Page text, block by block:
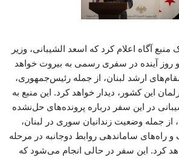
منبع آگاه اعلام کرد که اسعد الشیبانی، وزیر
روز آینده در سفری رسمی به بیروت خواهد
ارشد لبنان، از جمله رئیس‌جمهوری،
این کشور، دیدار خواهد کرد. این منبع به
در این سفر درباره پرونده‌های حل‌نشده
از جمله وضعیت زندانیان سوری در لبنان،
راه‌های ساماندهی روابط دوجانبه در مرحله
کرد. این سفر در حالی انجام می‌شود که